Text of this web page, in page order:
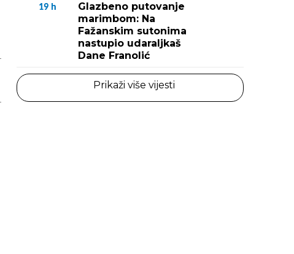
19 h
Glazbeno putovanje
marimbom: Na
Fažanskim sutonima
nastupio udaraljkaš
Dane Franolić
Prikaži više vijesti